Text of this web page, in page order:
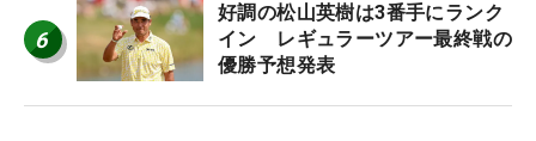
6
好調の松山英樹は3番手にランク
イン レギュラーツアー最終戦の
優勝予想発表